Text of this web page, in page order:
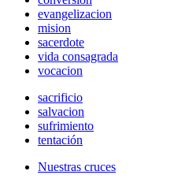
evangelizacion
mision
sacerdote
vida consagrada
vocacion
sacrificio
salvacion
sufrimiento
tentación
Nuestras cruces